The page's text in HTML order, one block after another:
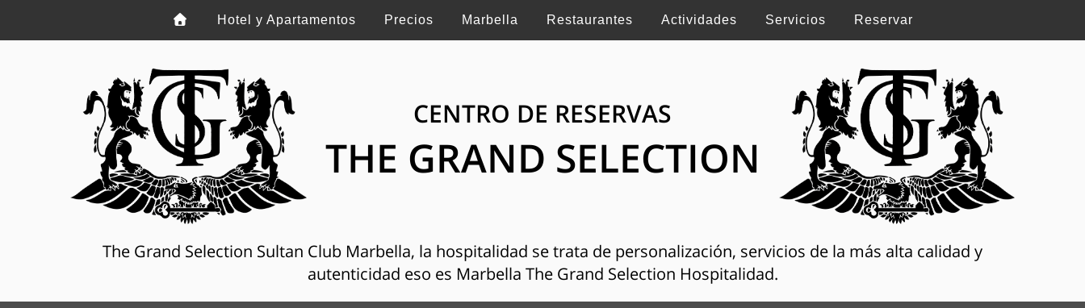
Hotel y Apartamentos Precios Marbella Restaurantes Actividades Servicios Reservar
CENTRO DE RESERVAS
THE GRAND SELECTION
The Grand Selection Sultan Club Marbella, la hospitalidad se trata de personalización, servicios de la más alta calidad y
autenticidad eso es Marbella The Grand Selection Hospitalidad.